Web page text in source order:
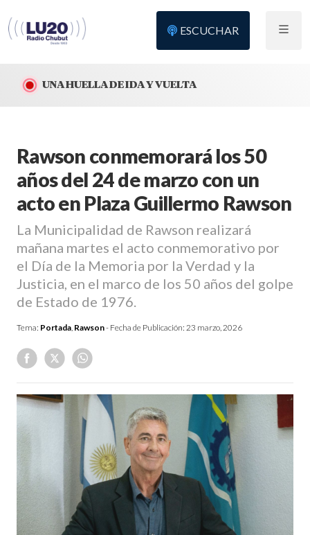
ESCUCHAR
UNA HUELLA DE IDA Y VUELTA
Rawson conmemorará los 50
años del 24 de marzo con un
acto en Plaza Guillermo Rawson
La Municipalidad de Rawson realizará
mañana martes el acto conmemorativo por
el Día de la Memoria por la Verdad y la
Justicia, en el marco de los 50 años del golpe
de Estado de 1976.
Tema: Portada, Rawson- Fecha de Publicación: 23 marzo, 2026